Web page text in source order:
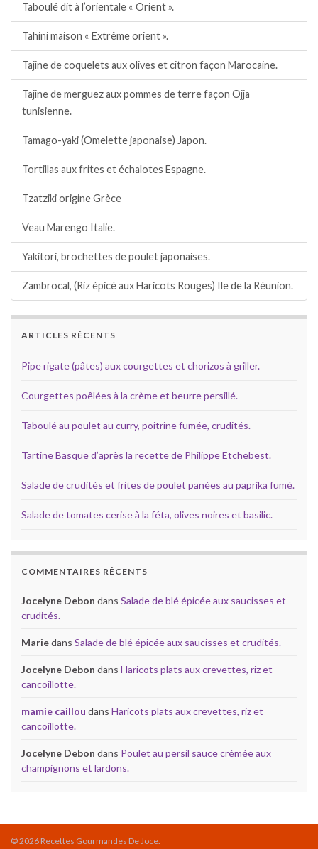
Taboulé dit à l’orientale « Orient ».
Tahini maison « Extrême orient ».
Tajine de coquelets aux olives et citron façon Marocaine.
Tajine de merguez aux pommes de terre façon Ojja
tunisienne.
Tamago-yaki (Omelette japonaise) Japon.
Tortillas aux frites et échalotes Espagne.
Tzatziki origine Grèce
Veau Marengo Italie.
Yakitori, brochettes de poulet japonaises.
Zambrocal, (Riz épicé aux Haricots Rouges) Ile de la Réunion.
ARTICLES RÉCENTS
Pipe rigate (pâtes) aux courgettes et chorizos à griller.
Courgettes poêlées à la crème et beurre persillé.
Taboulé au poulet au curry, poitrine fumée, crudités.
Tartine Basque d’après la recette de Philippe Etchebest.
Salade de crudités et frites de poulet panées au paprika fumé.
Salade de tomates cerise à la féta, olives noires et basilic.
COMMENTAIRES RÉCENTS
Jocelyne Debon dans Salade de blé épicée aux saucisses et
crudités.
Mariedans Salade de blé épicée aux saucisses et crudités.
Jocelyne Debon dans Haricots plats aux crevettes, riz et
cancoillotte.
mamie caillou dans Haricots plats aux crevettes, riz et
cancoillotte.
Jocelyne Debon dans Poulet au persil sauce crémée aux
champignons et lardons.
© 2026 Recettes Gourmandes De Joce.